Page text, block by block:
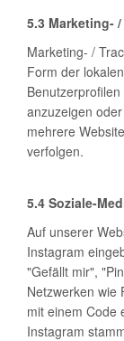
5.3 Marketing-
Marketing- /
Form der
anzuzeigen
mehrere
verfolgen.
5.4 Soziale-
Auf unserer
Instagram
"Gefällt mir",
Netzwerken wie
mit einem Code
Instagram